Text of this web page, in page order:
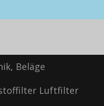
Beläge
Luftfilter